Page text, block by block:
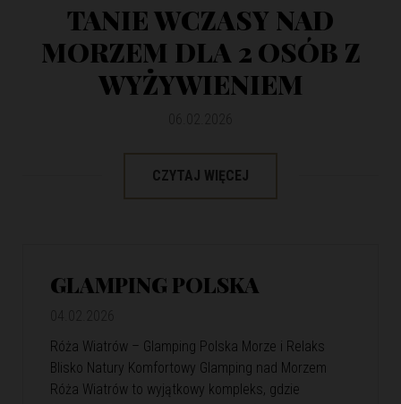
TANIE WCZASY NAD
MORZEM DLA 2 OSÓB Z
WYŻYWIENIEM
CZYTAJ WIĘCEJ
GLAMPING POLSKA
Róża Wiatrów – Glamping Polska Morze i Relaks
Blisko Natury Komfortowy Glamping nad Morzem
Róża Wiatrów to wyjątkowy kompleks, gdzie